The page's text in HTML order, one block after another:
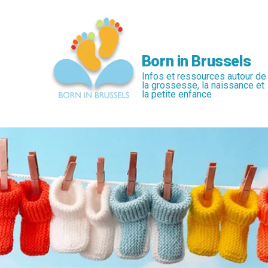
Born in Brussels
Infos et ressources autour de
la grossesse, la naissance et
la petite enfance